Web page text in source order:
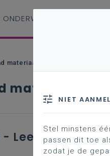
materiaal
materiaal
Leerplandoel
NIET
Stel minstens
passen dit toe
zodat je de